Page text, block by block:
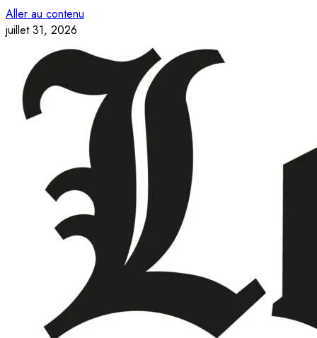
Aller au contenu
juillet 31, 2026